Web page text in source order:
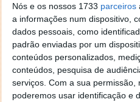
Nós e os nossos 1733 parceiros
a informações num dispositivo,
dados pessoais, como
padrão enviadas por um
conteúdos personalizados,
conteúdos, pesquisa de
serviços. Com a sua permissão,
poderemos usar identificação e
tentei apagar o
firefox mas em vao.
agradecido, caso
Responder
Vítor M.
7 de
@Reporter